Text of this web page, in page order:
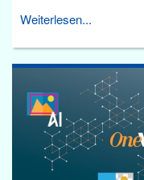
Weiterlesen...